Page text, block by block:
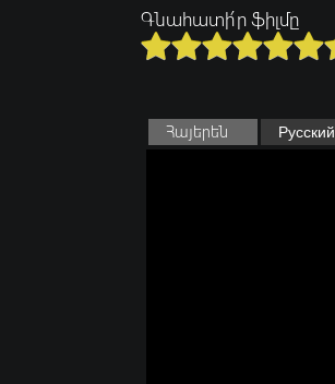
Գնահատի՛ր ֆիլմը
Հայերեն Русский